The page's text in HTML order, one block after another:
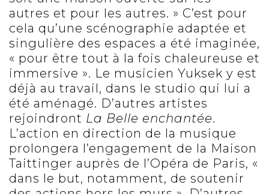
autres et pour les autres. » C’est pour
cela qu’une scénographie adaptée et
singulière des espaces a été imaginée,
« pour être tout à la fois chaleureuse et
immersive ». Le musicien Yuksek y est
déjà au travail, dans le studio qui lui a
été aménagé. D’autres artistes
rejoindront La Belle enchantée.
L’action en direction de la musique
prolongera l’engagement de la Maison
Taittinger auprès de l’Opéra de Paris, «
dans le but, notamment, de soutenir